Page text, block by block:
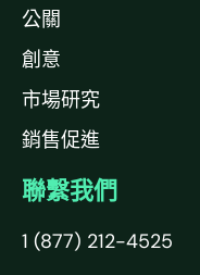
公關
創意
市場研究
銷售促進
聯繫我們
1 (877) 212-4525